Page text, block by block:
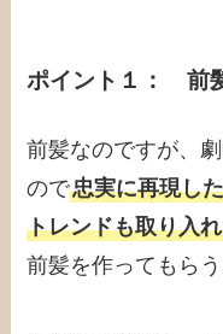
ポイント１： 前
前髪なのですが、
ので忠実に再現し
トレンドも取り入
前髪を作ってもら